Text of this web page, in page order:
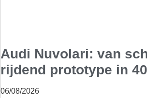
Audi Nuvolari: van
rijdend prototype in
06/08/2026